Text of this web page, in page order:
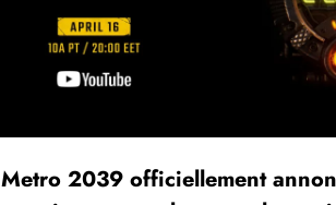
Metro 2039 officiellement